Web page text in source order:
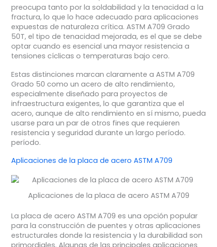
preocupa tanto por la soldabilidad y la tenacidad a la
fractura, lo que lo hace adecuado para aplicaciones
expuestas de naturaleza crítica. ASTM A709 Grado
50T, el tipo de tenacidad mejorada, es el que se debe
optar cuando es esencial una mayor resistencia a
tensiones cíclicas o temperaturas bajo cero.
Estas distinciones marcan claramente a ASTM A709
Grado 50 como un acero de alto rendimiento,
especialmente diseñado para proyectos de
infraestructura exigentes, lo que garantiza que el
acero, aunque de alto rendimiento en sí mismo, pueda
usarse para un par de otros fines que requieren
resistencia y seguridad durante un largo período.
período.
Aplicaciones de la placa de acero ASTM A709
Aplicaciones de la placa de acero ASTM A709
La placa de acero ASTM A709 es una opción popular
para la construcción de puentes y otras aplicaciones
estructurales donde la resistencia y la durabilidad son
primordiales. Algunas de las principales aplicaciones